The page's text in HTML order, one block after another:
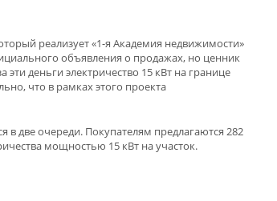
реализует «1-я Академия недвижимости»
объявления о продажах, но ценник
деньги электричество 15 кВт на границе
что в рамках этого проекта
в две очереди. Покупателям предлагаются 282
мощностью 15 кВт на участок.